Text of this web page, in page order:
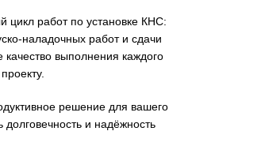
цикл работ по установке КНС:
наладочных работ и сдачи
выполнения каждого
решение для вашего
и надёжность